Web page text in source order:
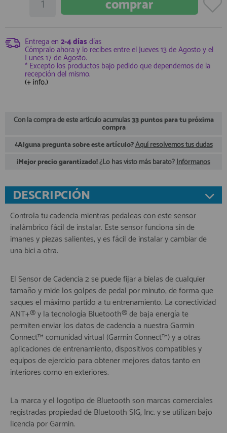
AFILIADOS
INFORMACION
910 60 71 03
910 51 49 87 Solo para
Whatsapp
info@francobordo.com
Entrega en 2-4 días días
Cómpralo ahora y lo recibes entre elJueves 13 de Agostoy el
Lunes 17 de Agosto.
* Excepto los productos bajo pedido que dependemos de la
recepción del mismo.
(+ info.)
Con la compra de este artículo acumulas33 puntos para tu próxima
compra
¿Alguna pregunta sobre este artículo?Aquí resolvemos tus dudas
¡Mejor precio garantizado!¿Lo has visto más barato?Infórmanos
DESCRIPCIÓN
Controla tu cadencia mientras pedaleas con este sensor
inalámbrico fácil de instalar. Este sensor funciona sin de
imanes y piezas salientes, y es fácil de instalar y cambiar de
una bici a otra.
El Sensor de Cadencia 2 se puede fijar a bielas de cualquier
tamaño y mide los golpes de pedal por minuto, de forma que
saques el máximo partido a tu entrenamiento. La conectividad
ANT+® y la tecnología Bluetooth® de baja energía te
permiten enviar los datos de cadencia a nuestra Garmin
Connect™ comunidad virtual (Garmin Connect™) y a otras
aplicaciones de entrenamiento, dispositivos compatibles y
equipos de ejercicio para obtener mejores datos tanto en
interiores como en exteriores.
La marca y el logotipo de Bluetooth son marcas comerciales
registradas propiedad de Bluetooth SIG, Inc. y se utilizan bajo
licencia por Garmin.